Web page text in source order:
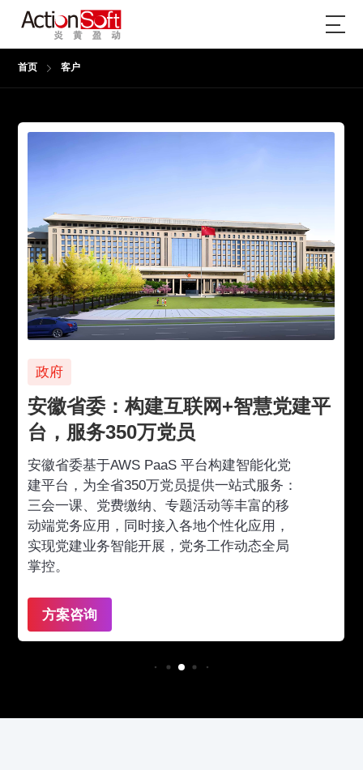
首页 客户
政府
安徽省委：构建互联网+智慧党建平
台，服务350万党员
安徽省委基于AWS PaaS 平台构建智能化党
建平台，为全省350万党员提供一站式服务：
三会一课、党费缴纳、专题活动等丰富的移
动端党务应用，同时接入各地个性化应用，
实现党建业务智能开展，党务工作动态全局
掌控。
方案咨询